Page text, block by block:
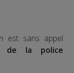
est sans appel
de la police